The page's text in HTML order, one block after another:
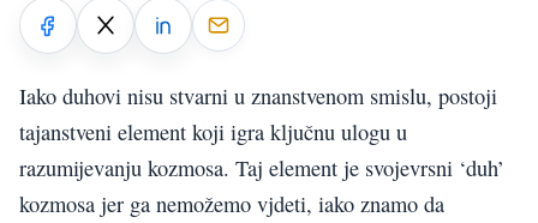
Iako duhovi nisu stvarni u znanstvenom smislu, postoji
tajanstveni element koji igra ključnu ulogu u
razumijevanju kozmosa. Taj element je svojevrsni ‘duh’
kozmosa jer ga nemožemo vjdeti, iako znamo da